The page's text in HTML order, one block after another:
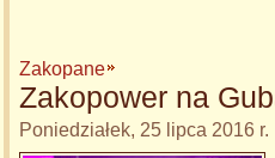
Zakopane
Zakopower na
Poniedziałek, 25 lipca 2016